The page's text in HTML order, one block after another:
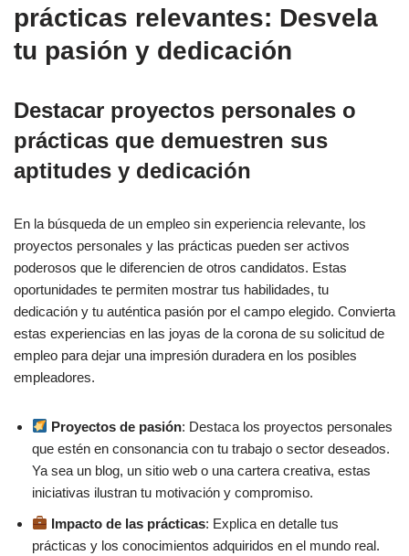
prácticas relevantes: Desvela
tu pasión y dedicación
Destacar proyectos personales o
prácticas que demuestren sus
aptitudes y dedicación
En la búsqueda de un empleo sin experiencia relevante, los
proyectos personales y las prácticas pueden ser activos
poderosos que le diferencien de otros candidatos. Estas
oportunidades te permiten mostrar tus habilidades, tu
dedicación y tu auténtica pasión por el campo elegido. Convierta
estas experiencias en las joyas de la corona de su solicitud de
empleo para dejar una impresión duradera en los posibles
empleadores.
Proyectos de pasión: Destaca los proyectos personales
que estén en consonancia con tu trabajo o sector deseados.
Ya sea un blog, un sitio web o una cartera creativa, estas
iniciativas ilustran tu motivación y compromiso.
Impacto de las prácticas: Explica en detalle tus
prácticas y los conocimientos adquiridos en el mundo real.